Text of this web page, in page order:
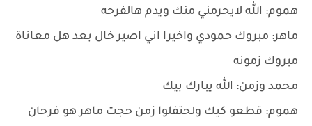
هموم: الله لايحرمني منك ويدم هالفرحه
ماهر: مبروك حمودي واخيرا اني اصير خال بعد هل معاناة
مبروك زمونه
محمد وزمن: الله يبارك بيك
هموم: قطعو كيك ولحتفلوا زمن حجت ماهر هو فرحان